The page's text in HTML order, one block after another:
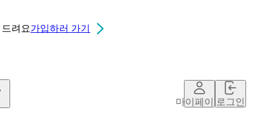
드려요가입하러 가기
마이페이지로그인